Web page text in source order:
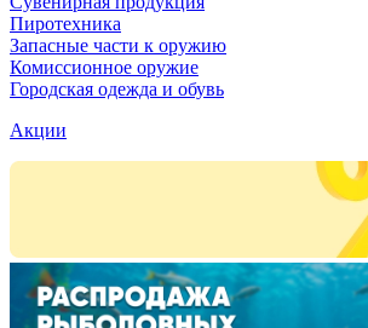
Пиротехника
Запасные части к оружию
Комиссионное оружие
Городская одежда и обувь
Акции